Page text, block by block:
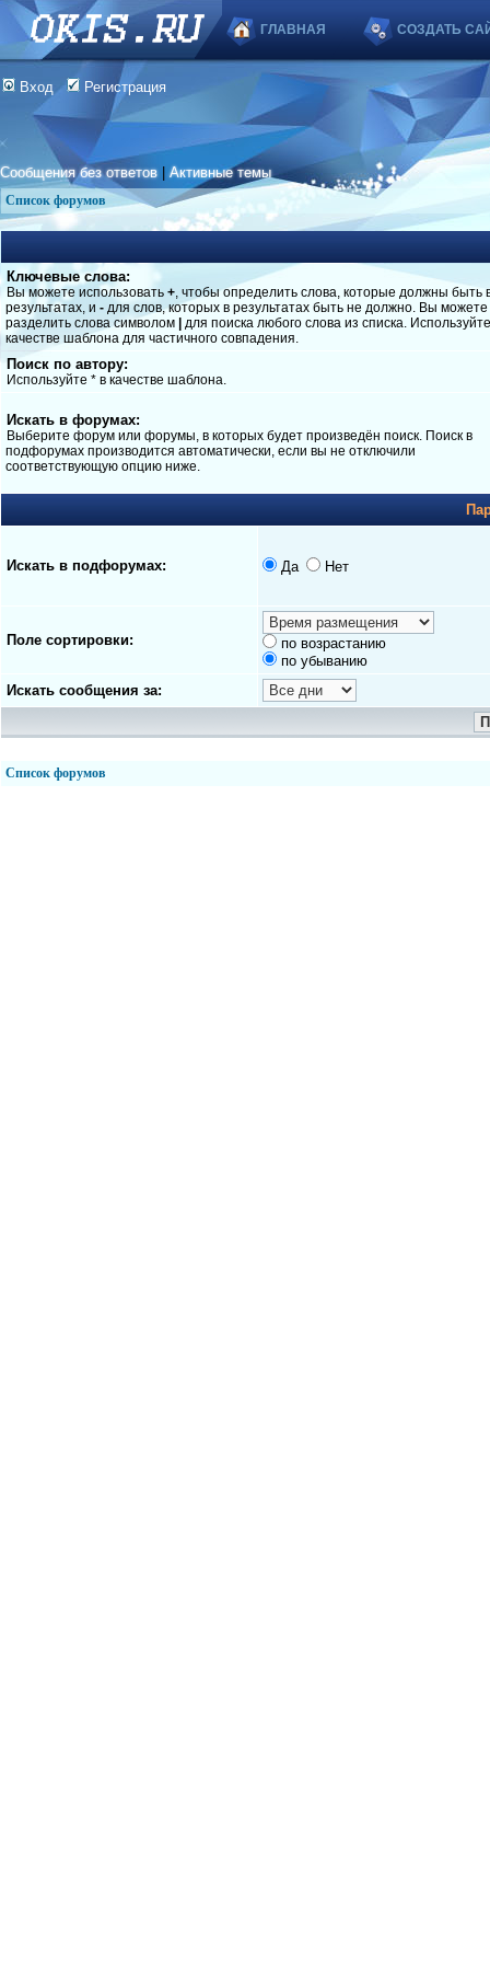
ГЛАВНАЯ СОЗДАТЬ
Вход Регистрация
Сообщения без ответов |Активные темы
Список форумов
Ключевые слова:
Вы можете использовать +, чтобы определить слова, которые должны быть
результатах, и - для слов, которых в результатах быть не должно. Вы можете
разделить слова символом
для поиска любого слова из списка.
качестве шаблона для частичного совпадения.
Поиск по автору:
Используйте * в качестве шаблона.
Искать в форумах:
Выберите форум или форумы, в которых будет произведён поиск. Поиск в
подфорумах производится автоматически, если вы не отключили
соответствующую опцию ниже.
Искать в подфорумах: Да Нет
Поле сортировки:
по возрастанию
по убыванию
Искать сообщения за:
Список форумов